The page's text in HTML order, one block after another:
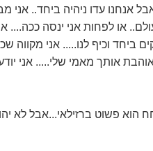
עדו ניהיה ביחד.. אני
או לפחות אני ינסה
ביחד וכיף לנו..... אני
אותך מאמי שלי..... אני
פשוט ברזילאי...אבל לא